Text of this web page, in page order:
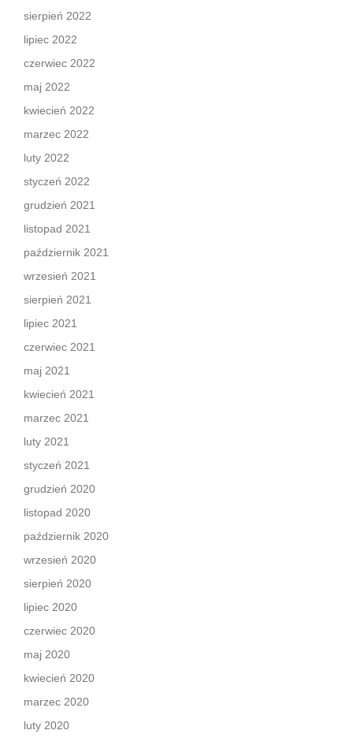
sierpień 2022
lipiec 2022
czerwiec 2022
maj 2022
kwiecień 2022
marzec 2022
luty 2022
styczeń 2022
grudzień 2021
listopad 2021
październik 2021
wrzesień 2021
sierpień 2021
lipiec 2021
czerwiec 2021
maj 2021
kwiecień 2021
marzec 2021
luty 2021
styczeń 2021
grudzień 2020
listopad 2020
październik 2020
wrzesień 2020
sierpień 2020
lipiec 2020
czerwiec 2020
maj 2020
kwiecień 2020
marzec 2020
luty 2020